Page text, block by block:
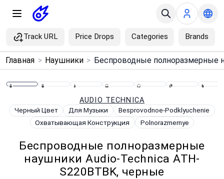
Track URL Price Drops Categories Brands
Menu ×
Search
Price Drops
Главная > Наушники >
AUDIO TECHNICA
Черный Цвет Для Музыки
Besprovodnoe-Podklyuchenie
Охватывающая Конструкция
Polnorazmernye
Беспроводные полноразмерные
наушники Audio-Technica ATH-
S220BTBK, черные